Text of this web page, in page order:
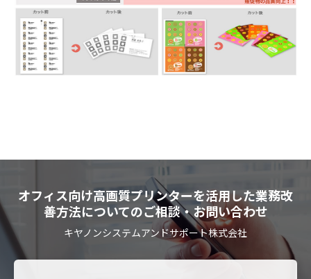
オフィス向け高画質プリンターを活用した業務改
善方法についてのご相談・お問い合わせ
キヤノンシステムアンドサポート株式会社